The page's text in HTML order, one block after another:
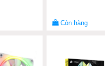
Còn hàng